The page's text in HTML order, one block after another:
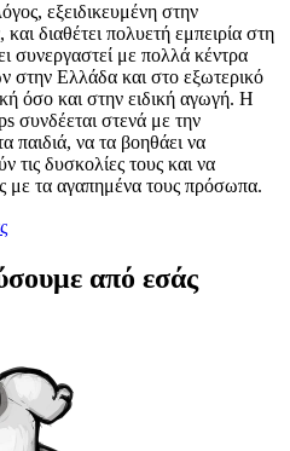
εξειδικευμένη στην
και διαθέτει πολυετή εμπειρία στη
συνεργαστεί με πολλά κέντρα
στην Ελλάδα και στο εξωτερικό
όσο και στην ειδική αγωγή. Η
συνδέεται στενά με την
παιδιά, να τα βοηθάει να
τις δυσκολίες τους και να
με τα αγαπημένα τους πρόσωπα.
από εσάς